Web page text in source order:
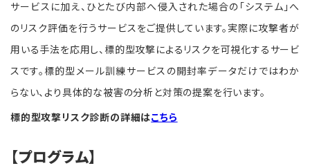
サービスに加え、ひとたび内部へ侵入された場合の「システム」へ
のリスク評価を行うサービスをご提供しています。実際に攻撃者が
用いる手法を応用し、標的型攻撃によるリスクを可視化するサービ
スです。標的型メール訓練サービスの開封率データだけではわか
らない、より具体的な被害の分析と対策の提案を行います。
標的型攻撃リスク診断の詳細はこちら
【プログラム】